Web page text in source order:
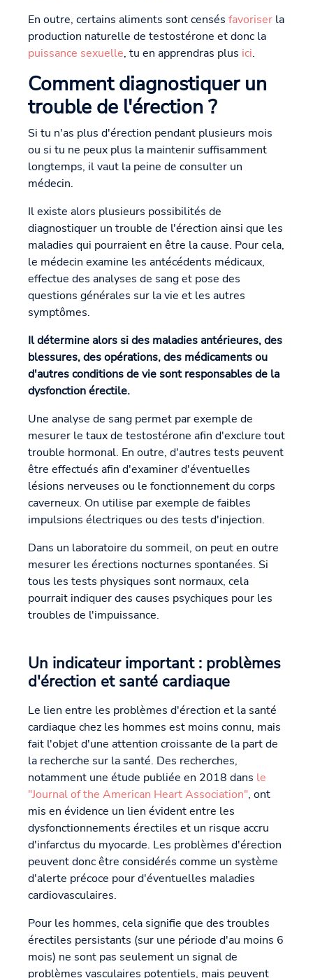
En outre, certains aliments sont censés favoriser la
production naturelle de testostérone et donc la
puissance sexuelle, tu en apprendras plus ici.
Comment diagnostiquer un
trouble de l'érection ?
Si tu n'as plus d'érection pendant plusieurs mois
ou si tu ne peux plus la maintenir suffisamment
longtemps, il vaut la peine de consulter un
médecin.
Il existe alors plusieurs possibilités de
diagnostiquer un trouble de l'érection ainsi que les
maladies qui pourraient en être la cause. Pour cela,
le médecin examine les antécédents médicaux,
effectue des analyses de sang et pose des
questions générales sur la vie et les autres
symptômes.
Il détermine alors si des maladies antérieures, des
blessures, des opérations, des médicaments ou
d'autres conditions de vie sont responsables de la
dysfonction érectile.
Une analyse de sang permet par exemple de
mesurer le taux de testostérone afin d'exclure tout
trouble hormonal. En outre, d'autres tests peuvent
être effectués afin d'examiner d'éventuelles
lésions nerveuses ou le fonctionnement du corps
caverneux. On utilise par exemple de faibles
impulsions électriques ou des tests d'injection.
Dans un laboratoire du sommeil, on peut en outre
mesurer les érections nocturnes spontanées. Si
tous les tests physiques sont normaux, cela
pourrait indiquer des causes psychiques pour les
troubles de l'impuissance.
Un indicateur important : problèmes
d'érection et santé cardiaque
Le lien entre les problèmes d'érection et la santé
cardiaque chez les hommes est moins connu, mais
fait l'objet d'une attention croissante de la part de
la recherche sur la santé. Des recherches,
notamment une étude publiée en 2018 dans le
"Journal of the American Heart Association", ont
mis en évidence un lien évident entre les
dysfonctionnements érectiles et un risque accru
d'infarctus du myocarde. Les problèmes d'érection
peuvent donc être considérés comme un système
d'alerte précoce pour d'éventuelles maladies
cardiovasculaires.
Pour les hommes, cela signifie que des troubles
érectiles persistants (sur une période d'au moins 6
mois) ne sont pas seulement un signal de
problèmes vasculaires potentiels, mais peuvent